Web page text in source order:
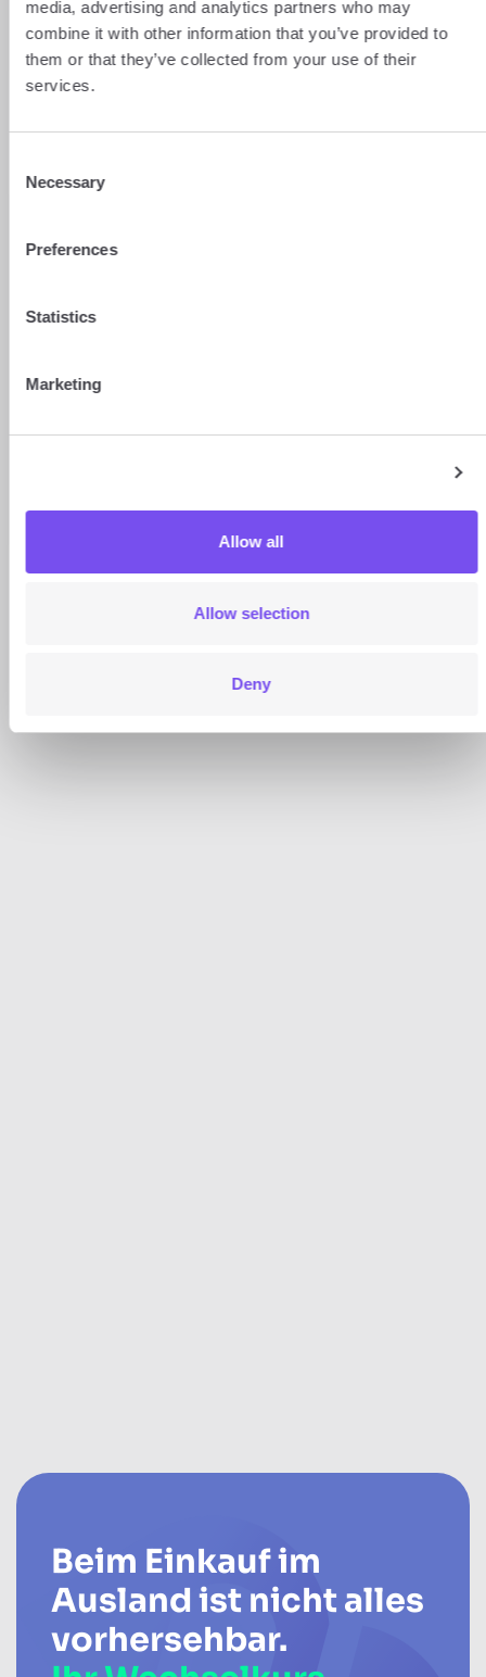
media, advertising and analytics partners who may
combine it with other information that you’ve provided to
them or that they’ve collected from your use of their
services.
Selection
Necessary
Preferences
Statistics
Marketing
Allow all
Allow selection
Deny
24 Werktagsstunden
📅 Devisenterminkontrakt
Bei grösseren Beträgen oder Käufen, bei denen
Genf zur Seite.
eine längere Laufzeit fest
Fester Kurs über eine lange Laufzeit
Unterzeichnung
Beim Einkauf im
Ausland ist nicht alles
vorhersehbar.